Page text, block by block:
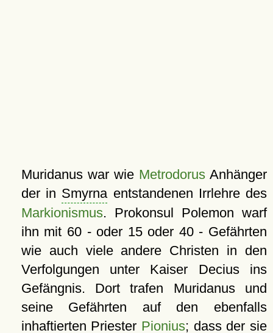
Muridanus war wie MetrodorusAnhänger
der in Smyrnaentstandenen Irrlehre des
Markionismus. Prokonsul Polemon warf
ihn mit 60 - oder 15 oder 40 - Gefährten
wie auch viele andere Christen in den
Verfolgungen unter Kaiser Decius ins
Gefängnis. Dort trafen Muridanus und
seine Gefährten auf den ebenfalls
inhaftierten Priester Pionius; dass der sie